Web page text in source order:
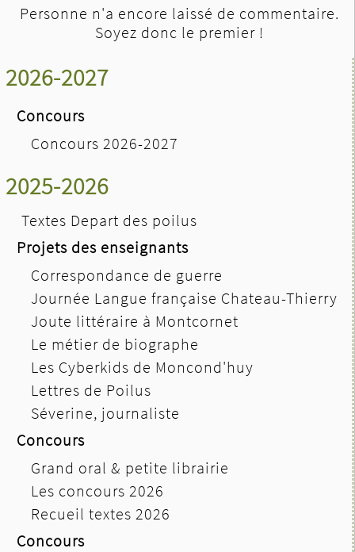
2026-2027
Concours
Concours 2026-2027
2025-2026
Textes Depart des poilus
Projets des enseignants
Correspondance de guerre
Journée Langue française Chateau-Thierry
Joute littéraire à Montcornet
Le métier de biographe
Les Cyberkids de Moncond'huy
Lettres de Poilus
Séverine, journaliste
Concours
Grand oral & petite librairie
Les concours 2026
Recueil textes 2026
Concours
Personne n'a encore laissé de commentaire.
Soyez donc le premier !